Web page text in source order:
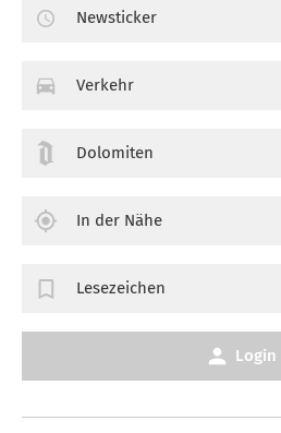
Newsticker
Verkehr
Dolomiten
In der Nähe
Lesezeichen
Login